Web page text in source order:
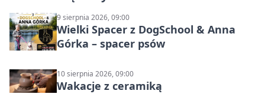
9 sierpnia 2026, 09:00
Wielki Spacer z DogSchool & Anna
Górka – spacer psów
10 sierpnia 2026, 09:00
Wakacje z ceramiką